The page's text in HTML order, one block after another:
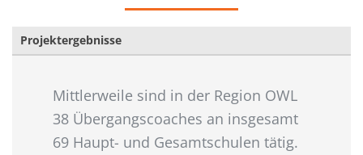
Projektergebnisse
Mittlerweile sind in der Region OWL
38 Übergangscoaches an insgesamt
69 Haupt- und Gesamtschulen tätig.